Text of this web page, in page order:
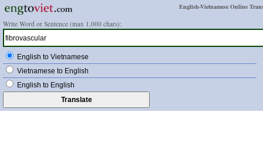
English-Vietnamese Online
Write Word or Sentence (max 1,000 chars):
English to Vietnamese
Vietnamese to English
English to English